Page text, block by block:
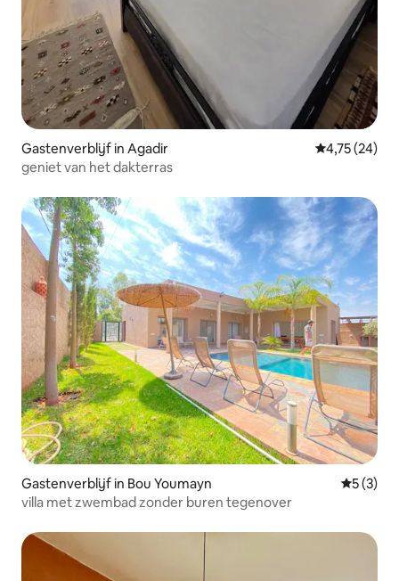
Gastenverblijf in Agadir Gemiddelde
4,75 (24)
geniet van het dakterras
Gastenverblijf in Bou Youmayn
5 (3)
villa met zwembad zonder buren tegenover